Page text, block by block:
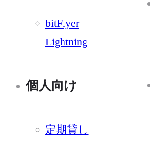
bitFlyer
Lightning
個人向け
定期貸し